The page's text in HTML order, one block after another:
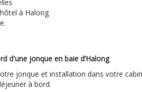
à Halong.
d'une jonque en baie d’Halong
jonque et installation dans votre
à bord.